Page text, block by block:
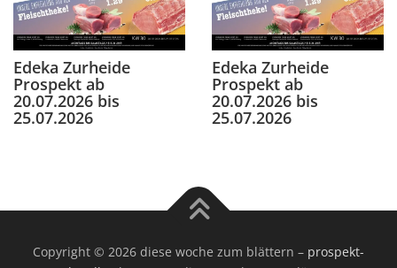
Edeka Zurheide
Prospekt ab
20.07.2026 bis
25.07.2026
Edeka Zurheide
Prospekt ab
20.07.2026 bis
25.07.2026
Copyright © 2026 diese woche zum blättern – prospekt-